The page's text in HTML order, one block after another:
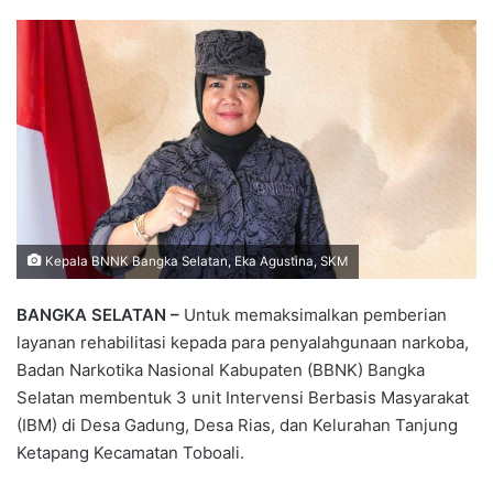
Kepala BNNK Bangka Selatan, Eka Agustina, SKM
BANGKA SELATAN – Untuk memaksimalkan pemberian
layanan rehabilitasi kepada para penyalahgunaan narkoba,
Badan Narkotika Nasional Kabupaten (BBNK) Bangka
Selatan membentuk 3 unit Intervensi Berbasis Masyarakat
(IBM) di Desa Gadung, Desa Rias, dan Kelurahan Tanjung
Ketapang Kecamatan Toboali.